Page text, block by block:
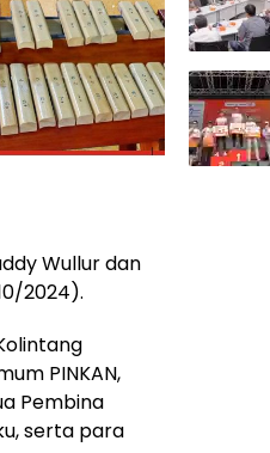
Wullur dan
2024).
PINKAN,
Pembina
serta para